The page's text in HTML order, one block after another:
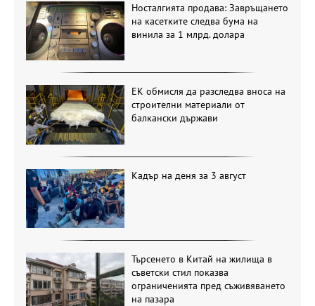
Носталгията продава: Завръщането
на касетките следва бума на
винила за 1 млрд. долара
ЕК обмисля да разследва вноса на
строителни материали от
балкански държави
Кадър на деня за 3 август
Търсенето в Китай на жилища в
съветски стил показва
ограниченията пред съживяването
на пазара